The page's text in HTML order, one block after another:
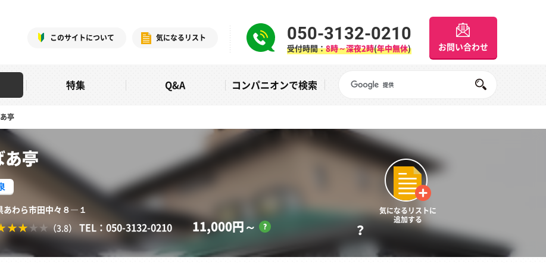
このサイトについて 気になるリスト 050-3132-0210
受付時間：8時～深夜2時(年中無休) お問い合わせ
特集 Q&A コンパニオンで検索
亭
あ亭
あわら市田中々８―１
（3.8） TEL：050-3132-0210 11,000円～ ？
気になるリストに
追加する